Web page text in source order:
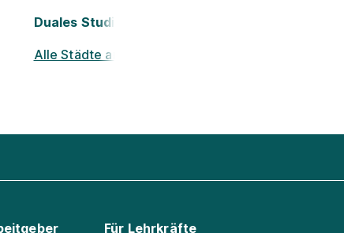
Duales Studium Nürnberg
Alle Städte ansehen
Für Lehrkräfte